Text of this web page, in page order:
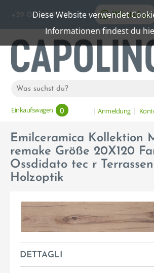
Diese Website verwendet
Informationen findest du
+39 06 20192773 WhatsApp
Einkaufswagen 0 Anmeldung
Emilceramica Kollektion
remake Größe 20X120
Ossdidato tec r
Holzoptik
DETTAGLI